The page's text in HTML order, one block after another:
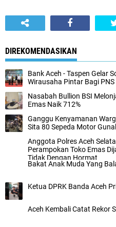
DIREKOMENDASIKAN
Bank Aceh - Taspen Gelar
Wirausaha Pintar Bagi
Nasabah Bullion BSI
Emas Naik 712%
Ganggu Kenyamanan
Sita 80 Sepeda Motor
Anggota Polres Aceh
Perampokan Toko Emas
Tidak Dengan Hormat
Bakat Anak Muda Yang
Ketua DPRK Banda Aceh
Aceh Kembali Catat Rekor